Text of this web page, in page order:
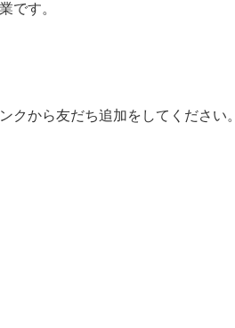
です。
クから友だち追加をしてください。